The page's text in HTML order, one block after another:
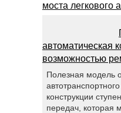
моста легкового
автоматическая
возможностью
Полезная модель
конструкции
передач, которая